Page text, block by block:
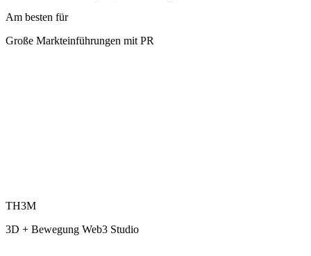
Am besten für
Große Markteinführungen mit PR
TH3M
3D + Bewegung Web3 Studio